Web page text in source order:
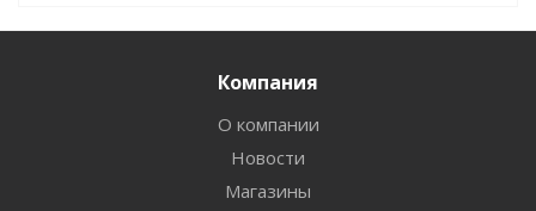
Компания
О компании
Новости
Магазины